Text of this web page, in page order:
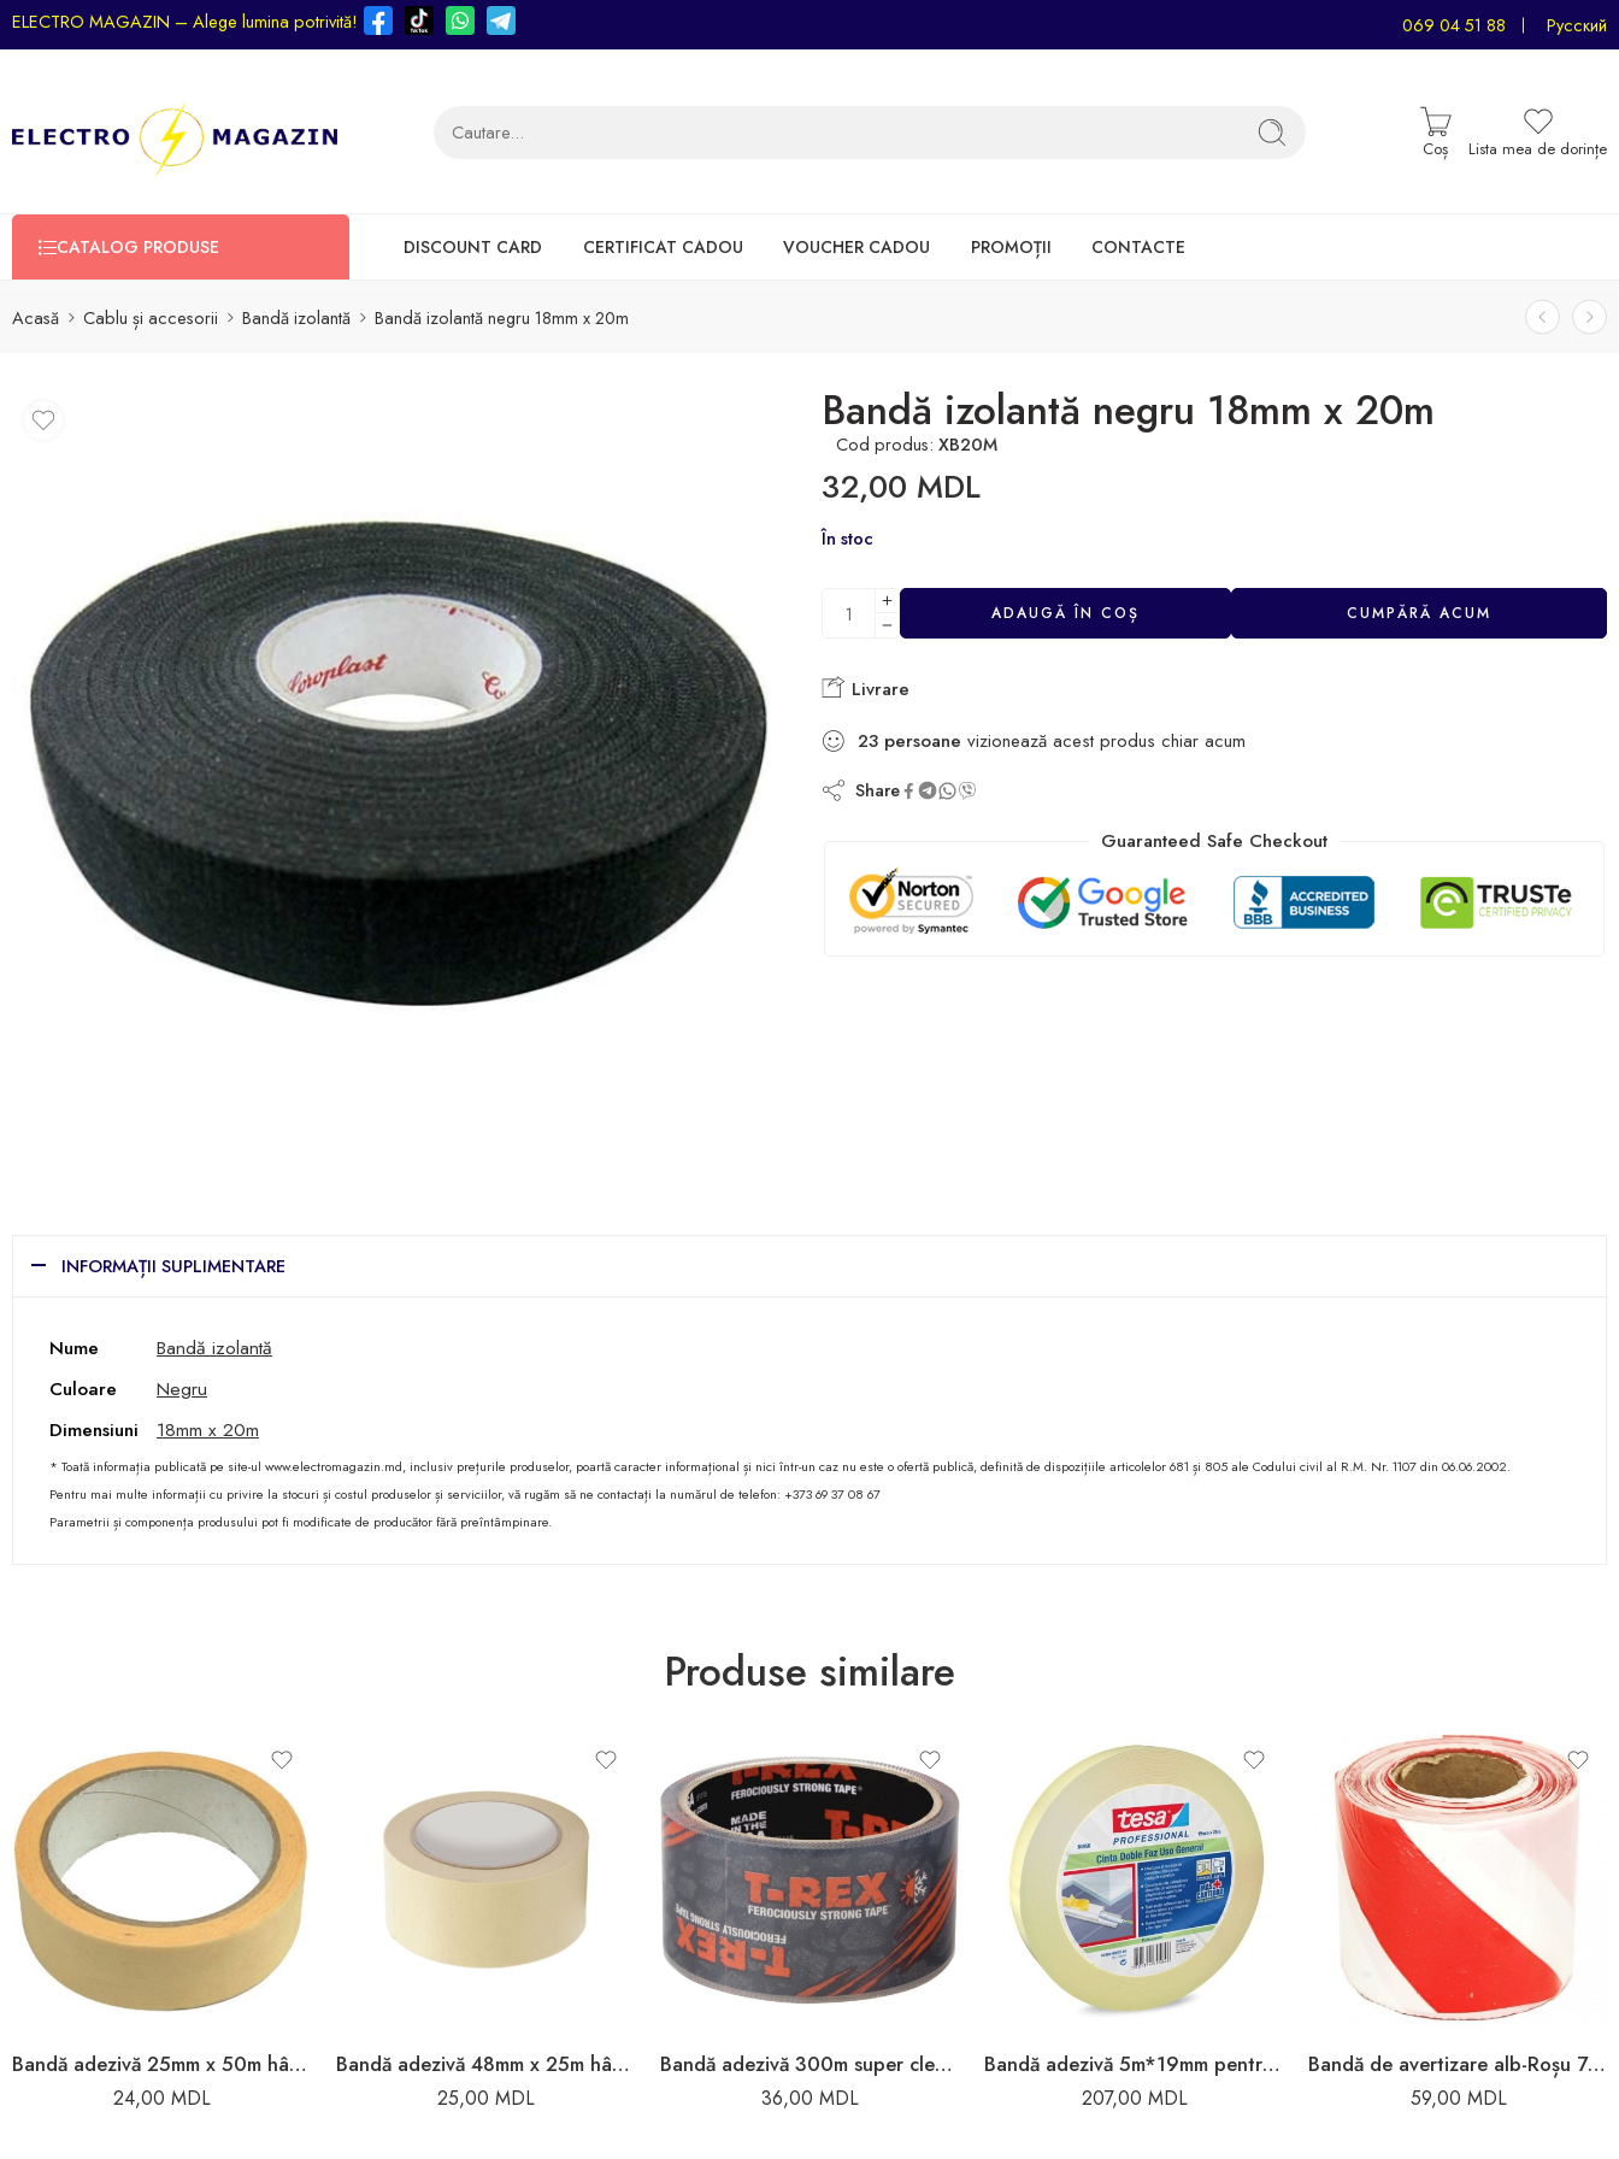
ELECTRO MAGAZIN – Alege lumina potrivită! 069 04 51 88 Русский
Coș Lista mea de dorințe
CATALOG PRODUSE DISCOUNT CARD CERTIFICAT CADOU VOUCHER CADOU PROMOȚII CONTACTE
Acasă Cablu și accesorii Bandă izolantă Bandă izolantă negru 18mm x 20m
Bandă izolantă negru 18mm x 20m
Cod produs: XB20M
32,00 MDL
În stoc
ADAUGĂ ÎN COȘ CUMPĂRĂ ACUM
Livrare
23 persoane vizionează acest produs chiar acum
Share
Guaranteed Safe Checkout
INFORMAȚII SUPLIMENTARE
Nume
Bandă izolantă
Culoare
Negru
Dimensiuni
18mm x 20m
* Toată informația publicată pe site-ul www.electromagazin.md, inclusiv prețurile produselor, poartă caracter informațional și nici într-un caz nu este o ofertă publică, definită de dispozițiile articolelor 681 și 805 ale Codului civil al R.M. Nr. 1107 din 06.06.2002.
Pentru mai multe informații cu privire la stocuri și costul produselor și serviciilor, vă rugăm să ne contactați la numărul de telefon: +373 69 37 08 67
Parametrii și componența produsului pot fi modificate de producător fără preîntâmpinare.
Produse similare
Bandă adezivă 25mm x 50m hârtie Toya
24,00 MDL
Bandă adezivă 48mm x 25m hârtie Toya
25,00 MDL
Bandă adezivă 300m super clear REX
36,00 MDL
Bandă adezivă 5m*19mm pentru uși
207,00 MDL
Bandă de avertizare alb-Roșu 75mm x 100m
59,00 MDL